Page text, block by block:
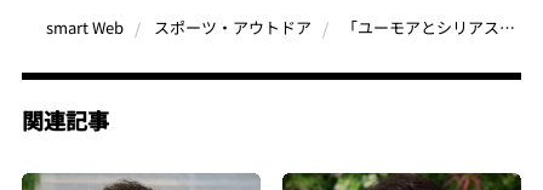
smart Web スポーツ・アウトドア 「ユーモアとシリアスの二枚看板で勝つ」CyberAgent LegitのリーダーTAKUMIが語る、チームの強さと知られざるプライベートについて
関連記事